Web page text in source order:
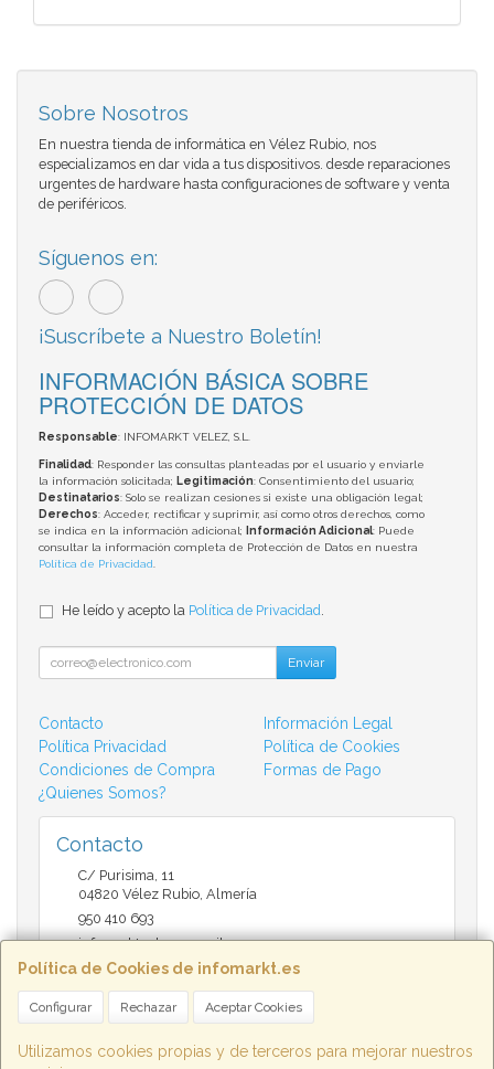
Política de Cookies de infomarkt.es
Configurar Rechazar Aceptar Cookies
Utilizamos cookies propias y de terceros para mejorar nuestros
Sobre Nosotros
En nuestra tienda de informática en Vélez Rubio, nos
especializamos en dar vida a tus dispositivos. desde reparaciones
urgentes de hardware hasta configuraciones de software y venta
de periféricos.
Síguenos en:
¡Suscríbete a Nuestro Boletín!
INFORMACIÓN BÁSICA SOBRE
PROTECCIÓN DE DATOS
Responsable: INFOMARKT VELEZ, S.L.
Finalidad: Responder las consultas planteadas por el usuario y enviarle
la información solicitada; Legitimación: Consentimiento del usuario;
Destinatarios: Solo se realizan cesiones si existe una obligación legal;
Derechos: Acceder, rectificar y suprimir, así como otros derechos, como
se indica en la información adicional;
Información Adicional: Puede
consultar la información completa de Protección de Datos en nuestra
Política de Privacidad
He leído y acepto la Política de Privacidad
Enviar
Contacto
Información Legal
Política Privacidad
Política de Cookies
Condiciones de Compra
Formas de Pago
¿Quienes Somos?
Contacto
C/ Purisima, 11
04820 Vélez Rubio Almería
950 410 693
infomarktvelez@gmail.com
Horario
9:30 a 14:00 y de 17:00 a 20:30